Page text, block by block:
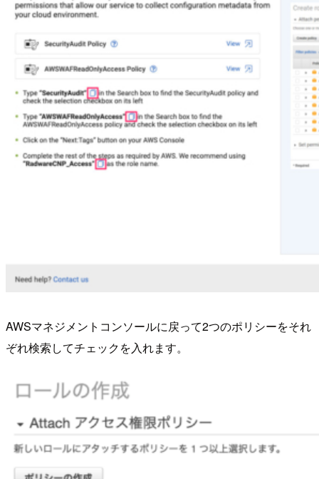
AWSマネジメントコンソールに戻って2つのポリシーをそれ
ぞれ検索してチェックを入れます。